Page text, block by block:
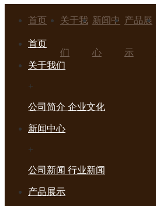
首页 关于我
们
新闻中
心
产品展
示
首页
关于我们
+
公司简介 企业文化
新闻中心
+
公司新闻 行业新闻
产品展示